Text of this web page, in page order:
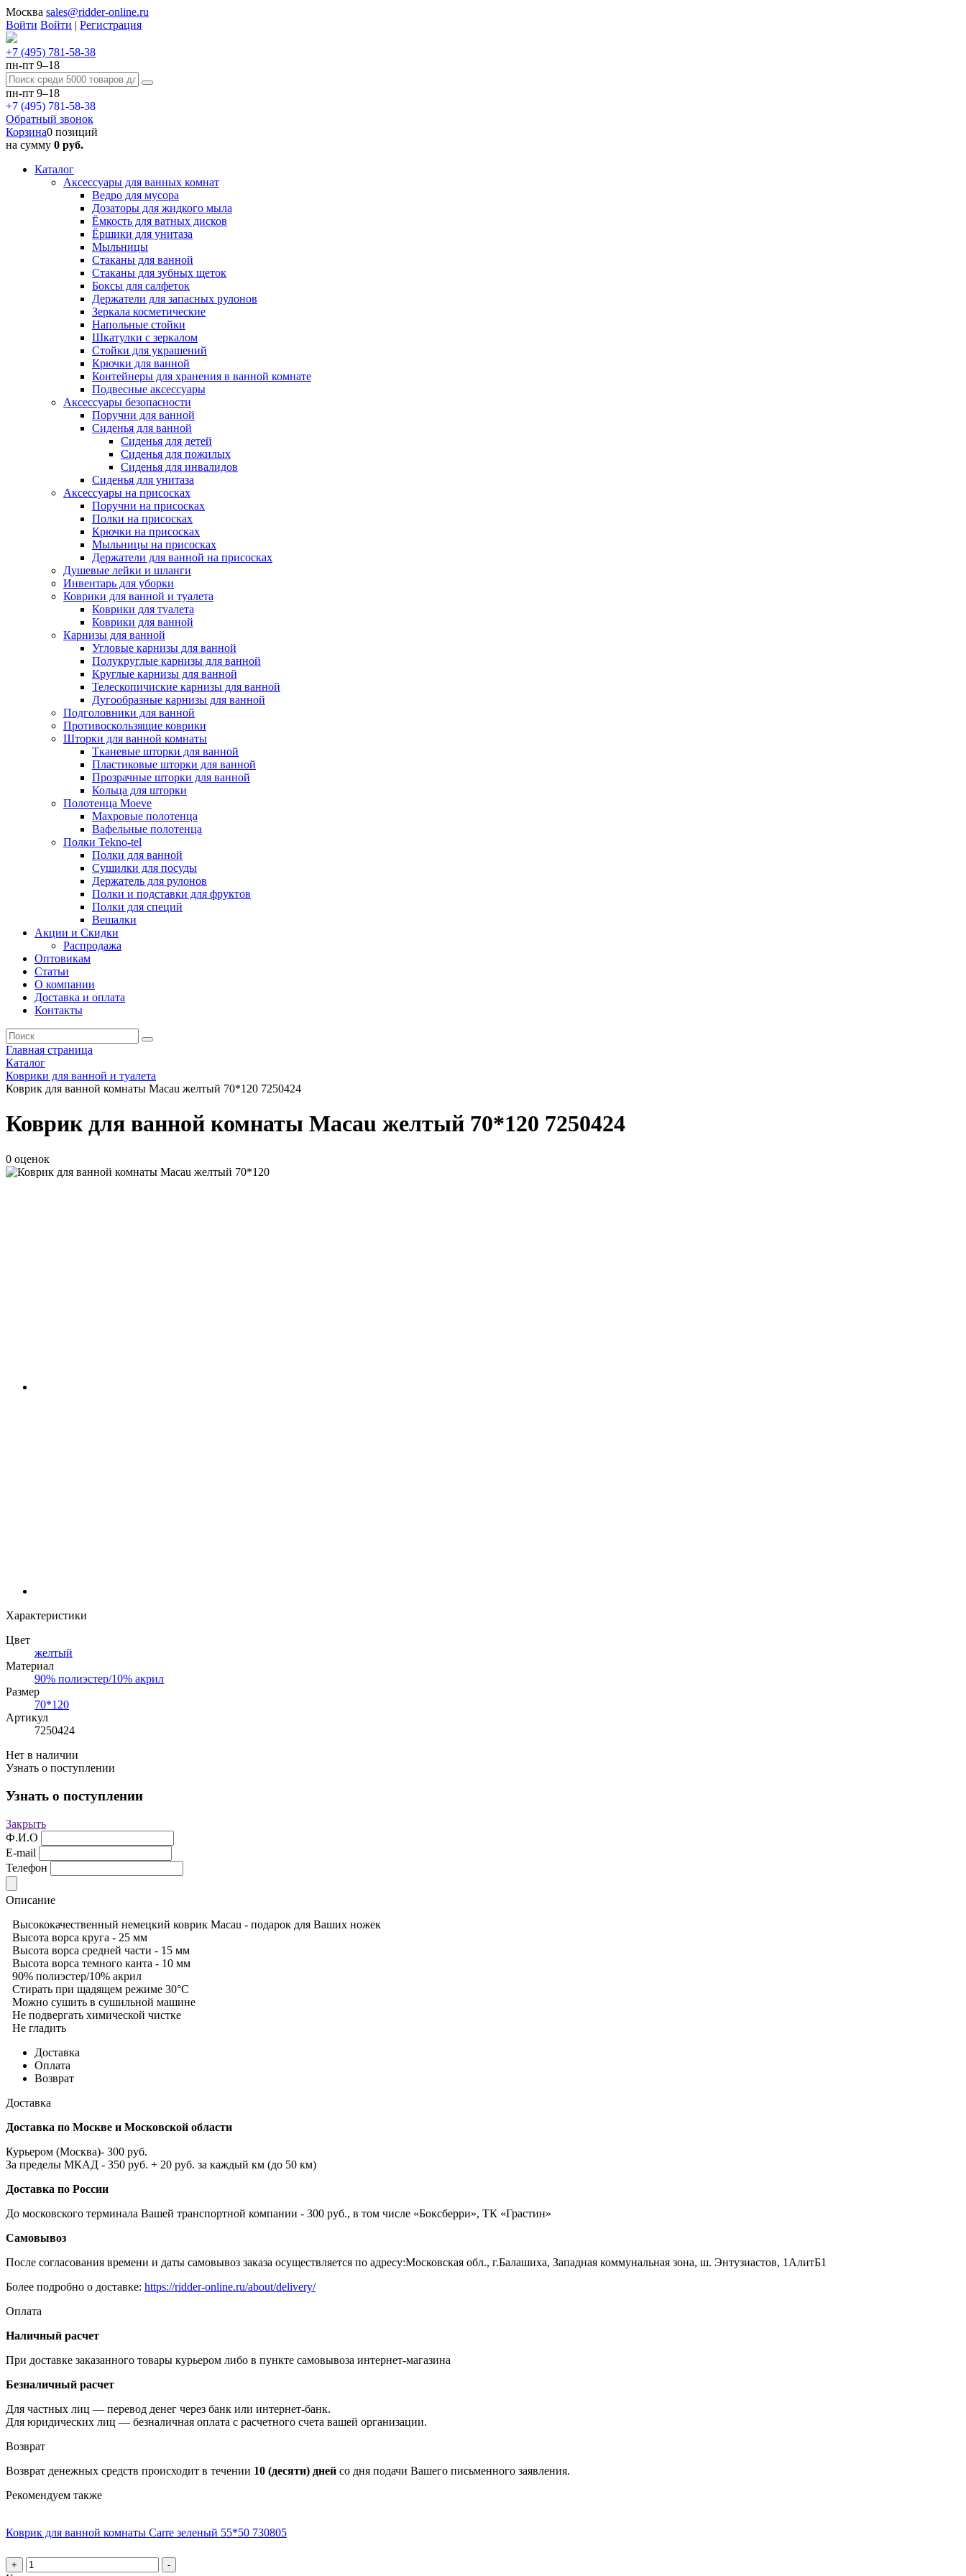
Москва sales@ridder-online.ru
Войти Войти | Регистрация
+7 (495) 781-58-38
пн-пт 9–18
пн-пт 9–18
+7 (495) 781-58-38
Обратный звонок
Корзина0 позиций
на сумму 0 руб.
Каталог
Аксессуары для ванных комнат
Ведро для мусора
Дозаторы для жидкого мыла
Ёмкость для ватных дисков
Ёршики для унитаза
Мыльницы
Стаканы для ванной
Стаканы для зубных щеток
Боксы для салфеток
Держатели для запасных рулонов
Зеркала косметические
Напольные стойки
Шкатулки с зеркалом
Стойки для украшений
Крючки для ванной
Контейнеры для хранения в ванной комнате
Подвесные аксессуары
Аксессуары безопасности
Поручни для ванной
Сиденья для ванной
Сиденья для детей
Сиденья для пожилых
Сиденья для инвалидов
Сиденья для унитаза
Аксессуары на присосках
Поручни на присосках
Полки на присосках
Крючки на присосках
Мыльницы на присосках
Держатели для ванной на присосках
Душевые лейки и шланги
Инвентарь для уборки
Коврики для ванной и туалета
Коврики для туалета
Коврики для ванной
Карнизы для ванной
Угловые карнизы для ванной
Полукруглые карнизы для ванной
Круглые карнизы для ванной
Телескопичиские карнизы для ванной
Дугообразные карнизы для ванной
Подголовники для ванной
Противоскользящие коврики
Шторки для ванной комнаты
Тканевые шторки для ванной
Пластиковые шторки для ванной
Прозрачные шторки для ванной
Кольца для шторки
Полотенца Moeve
Махровые полотенца
Вафельные полотенца
Полки Tekno-tel
Полки для ванной
Сушилки для посуды
Держатель для рулонов
Полки и подставки для фруктов
Полки для специй
Вешалки
Акции и Скидки
Распродажа
Оптовикам
Статьи
О компании
Доставка и оплата
Контакты
Главная страница
Каталог
Коврики для ванной и туалета
Коврик для ванной комнаты Macau желтый 70*120 7250424
Коврик для ванной комнаты Macau желтый 70*120 7250424
0 оценок
Характеристики
Цвет
желтый
Материал
90% полиэстер/10% акрил
Размер
70*120
Артикул
7250424
Нет в наличии
Узнать о поступлении
Узнать о поступлении
Закрыть
Ф.И.О
E-mail
Телефон
Описание
Высококачественный немецкий коврик Macau - подарок для Ваших ножек
Высота ворса круга - 25 мм
Высота ворса средней части - 15 мм
Высота ворса темного канта - 10 мм
90% полиэстер/10% акрил
Стирать при щадящем режиме 30°С
Можно сушить в сушильной машине
Не подвергать химической чистке
Не гладить
Доставка
Оплата
Возврат
Доставка
Доставка по Москве и Московской области
Курьером (Москва)- 300 руб.
За пределы МКАД - 350 руб. + 20 руб. за каждый км (до 50 км)
Доставка по России
До московского терминала Вашей транспортной компании - 300 руб., в том числе «Боксберри», ТК «Грастин»
Самовывоз
После согласования времени и даты самовывоз заказа осуществляется по адресу:Московская обл., г.Балашиха, Западная коммунальная зона, ш. Энтузиастов, 1АлитБ1
Более подробно о доставке: https://ridder-online.ru/about/delivery/
Оплата
Наличный расчет
При доставке заказанного товары курьером либо в пункте самовывоза интернет-магазина
Безналичный расчет
Для частных лиц — перевод денег через банк или интернет-банк.
Для юридических лиц — безналичная оплата с расчетного счета вашей организации.
Возврат
Возврат денежных средств происходит в течении 10 (десяти) дней со дня подачи Вашего письменного заявления.
Рекомендуем также
Коврик для ванной комнаты Carre зеленый 55*50 730805
+ -